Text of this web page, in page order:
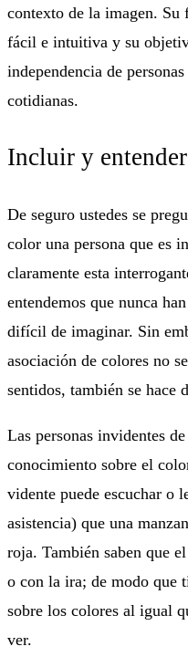
contexto de la imagen. Su
fácil e intuitiva y su
independencia de
cotidianas.
Incluir y
De seguro ustedes se
color una persona que es
claramente esta
entendemos que nunca
difícil de imaginar. Sin
asociación de colores no
sentidos, también se hace
Las personas invidentes
conocimiento sobre el
vidente puede escuchar o
asistencia) que una
roja. También saben que
o con la ira; de modo que
sobre los colores al igual
ver.